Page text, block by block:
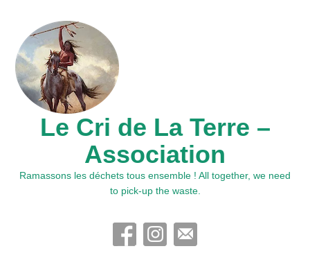
Le Cri de La Terre –
Association
Ramassons les déchets tous ensemble ! All together, we need
to pick-up the waste.